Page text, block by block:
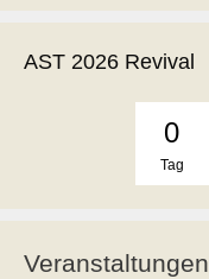
AST 2026 Revival
0
Tag
Veranstaltungen